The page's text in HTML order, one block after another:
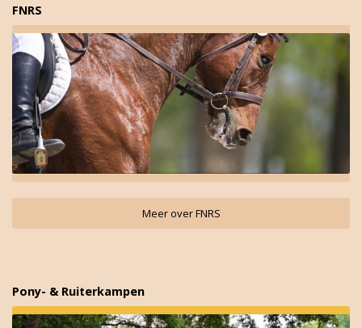
FNRS
Meer over FNRS
Pony- & Ruiterkampen